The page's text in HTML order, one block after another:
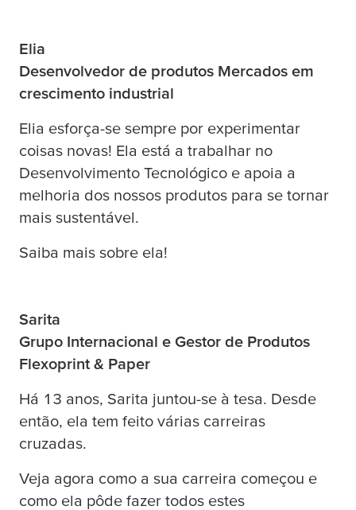
Elia
Desenvolvedor de produtos Mercados em
crescimento industrial
Elia esforça-se sempre por experimentar
coisas novas! Ela está a trabalhar no
Desenvolvimento Tecnológico e apoia a
melhoria dos nossos produtos para se tornar
mais sustentável.
Saiba mais sobre ela!
Sarita
Grupo Internacional e Gestor de Produtos
Flexoprint & Paper
Há 13 anos, Sarita juntou-se à tesa. Desde
então, ela tem feito várias carreiras
cruzadas.
Veja agora como a sua carreira começou e
como ela pôde fazer todos estes